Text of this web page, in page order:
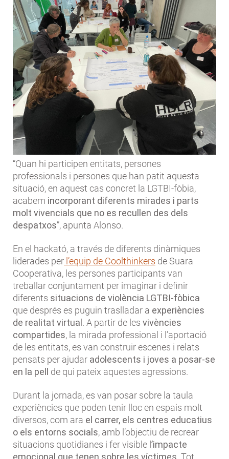
“Quan hi participen entitats, persones
professionals i persones que han patit aquesta
situació, en aquest cas concret la LGTBI-fòbia,
acabem incorporant diferents mirades i parts
molt vivencials que no es recullen des dels
despatxos”, apunta Alonso.
En el hackató, a través de diferents dinàmiques
liderades per l’equip de Coolthinkers de Suara
Cooperativa, les persones participants van
treballar conjuntament per imaginar i definir
diferents situacions de violència LGTBI-fòbica
que després es puguin traslladar a experiències
de realitat virtual. A partir de les vivències
compartides, la mirada professional i l’aportació
de les entitats, es van construir escenes i relats
pensats per ajudar adolescents i joves a posar-se
en la pell de qui pateix aquestes agressions.
Durant la jornada, es van posar sobre la taula
experiències que poden tenir lloc en espais molt
diversos, com ara el carrer, els centres educatius
o els entorns socials, amb l’objectiu de recrear
situacions quotidianes i fer visible l’impacte
emocional que tenen sobre les víctimes . Tot